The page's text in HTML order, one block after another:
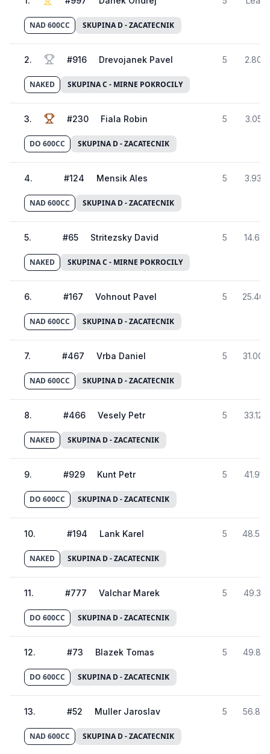
NAD 600CC SKUPINA D - ZACATECNIK
2. #916 Drevojanek Pavel 5 2.805
NAKED SKUPINA C - MIRNE POKROCILY
3. #230 Fiala Robin 5 3.052
DO 600CC SKUPINA D - ZACATECNIK
4. #124 Mensik Ales 5 3.938
NAD 600CC SKUPINA D - ZACATECNIK
5. #65 Stritezsky David 5 14.681
NAKED SKUPINA C - MIRNE POKROCILY
6. #167 Vohnout Pavel 5 25.465
NAD 600CC SKUPINA D - ZACATECNIK
7. #467 Vrba Daniel 5 31.008
NAD 600CC SKUPINA D - ZACATECNIK
8. #466 Vesely Petr 5 33.124
NAKED SKUPINA D - ZACATECNIK
9. #929 Kunt Petr 5 41.912
DO 600CC SKUPINA D - ZACATECNIK
10. #194 Lank Karel 5 48.543
NAKED SKUPINA D - ZACATECNIK
11. #777 Valchar Marek 5 49.351
DO 600CC SKUPINA D - ZACATECNIK
12. #73 Blazek Tomas 5 49.871
DO 600CC SKUPINA D - ZACATECNIK
13. #52 Muller Jaroslav 5 56.816
NAD 600CC SKUPINA D - ZACATECNIK